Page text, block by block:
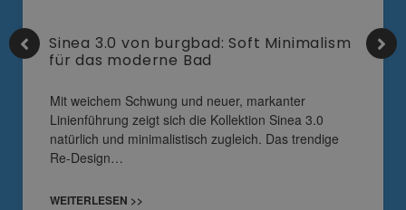
Sinea 3.0 von burgbad: Soft Minimalism
für das moderne Bad
Mit weichem Schwung und neuer, markanter
Linienführung zeigt sich die Kollektion Sinea 3.0
natürlich und minimalistisch zugleich. Das trendige
Re-Design…
WEITERLESEN >>